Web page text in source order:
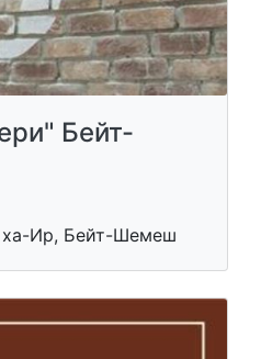
Бейт-
ха-Ир, Бейт-Шемеш